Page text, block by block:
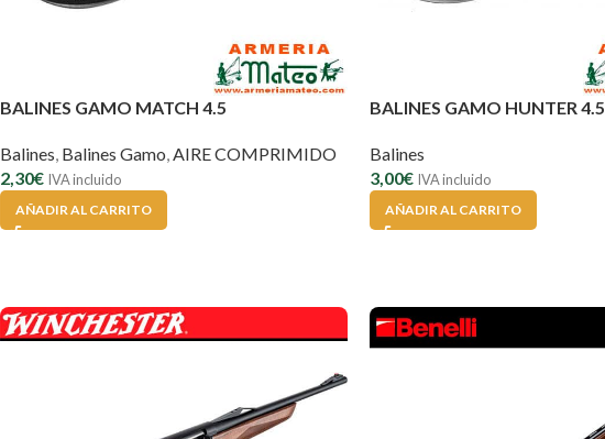
BALINES GAMO MATCH 4.5
Balines Balines Gamo AIRE COMPRIMIDO
2,30€ IVA incluido
AÑADIR AL CARRITO
BALINES GAMO HUNTER 4.5
Balines
3,00€ IVA incluido
AÑADIR AL CARRITO